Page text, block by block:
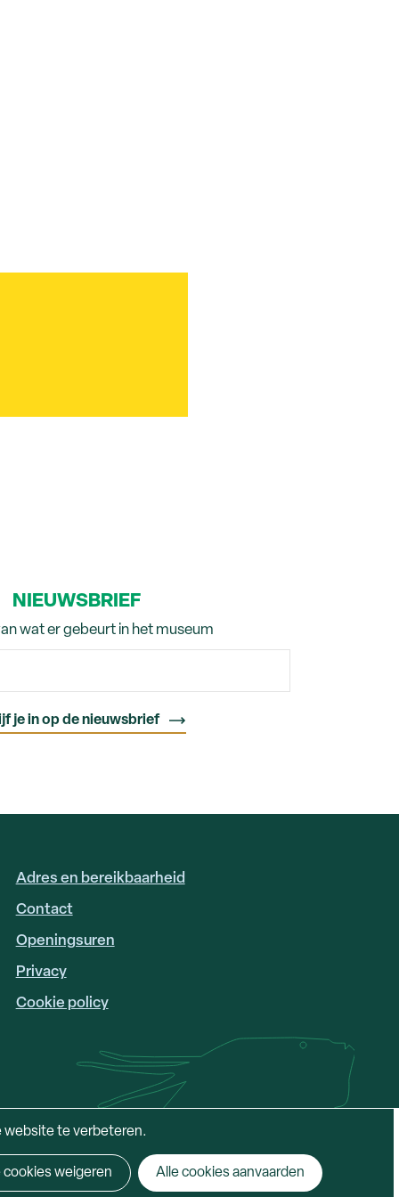
NIEUWSBRIEF
wat er gebeurt in het museum
website te verbeteren.
cookies weigeren Alle cookies aanvaarden
FOOTER
LINKS
Adres en bereikbaarheid
Contact
Openingsuren
Privacy
Cookie policy